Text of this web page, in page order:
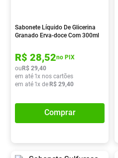
Sabonete Líquido De Glicerina
Granado Erva-doce Com 300ml
R$ 28,52no PIX
ouR$ 29,40
em até 1x nos cartões
em até 1x deR$ 29,40
Comprar
9º Pampers Confort Sec